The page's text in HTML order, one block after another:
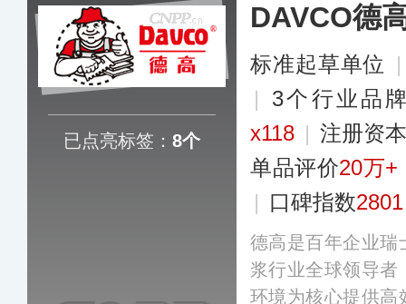
三。更多
已点亮标签： 8个
DAVCO德
标准起草单位
|
3个行业品
x118 | 注册资
单品评价20万+
| 口碑指数2801
德高是百年企业瑞
浆行业全球领导者
环境为核心提供高